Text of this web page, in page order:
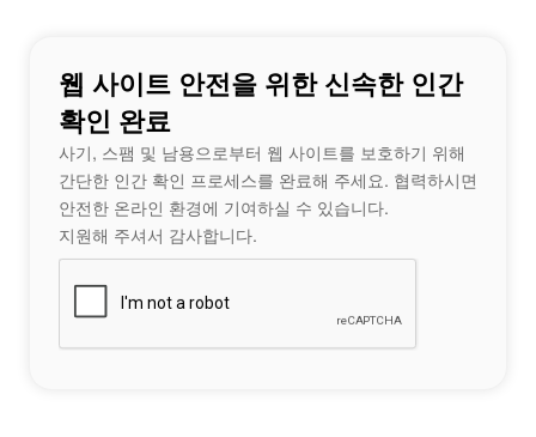
웹 사이트 안전을 위한 신속한 인간
확인 완료
사기, 스팸 및 남용으로부터 웹 사이트를 보호하기 위해
간단한 인간 확인 프로세스를 완료해 주세요. 협력하시면
안전한 온라인 환경에 기여하실 수 있습니다.
지원해 주셔서 감사합니다.